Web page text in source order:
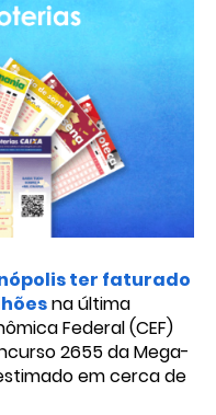
ter faturado
na última
Federal (CEF)
2655 da Mega-
em cerca de